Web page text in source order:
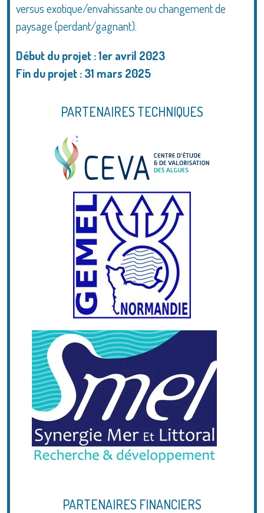
versus exotique/envahissante ou changement de
paysage (perdant/gagnant).
Début du projet : 1er avril 2023
Fin du projet : 31 mars 2025
PARTENAIRES TECHNIQUES
PARTENAIRES FINANCIERS